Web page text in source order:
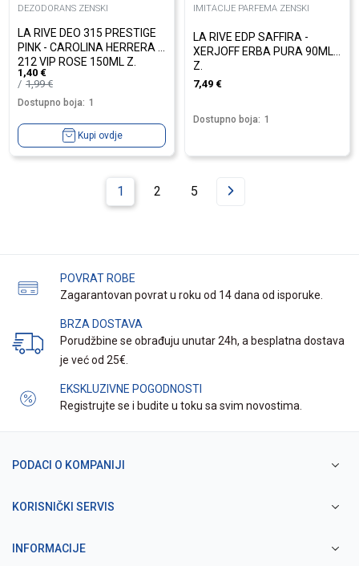
DEZODORANS ZENSKI
LA RIVE DEO 315 PRESTIGE
PINK - CAROLINA HERRERA -
212 VIP ROSE 150ML Z.
1,40 €
1,99€
Dostupno boja: 1
Kupi ovdje
IMITACIJE PARFEMA ZENSKI
LA RIVE EDP SAFFIRA -
XERJOFF ERBA PURA 90ML
Z.
7,49 €
Dostupno boja: 1
1 2 5
POVRAT ROBE
Zagarantovan povrat u roku od 14 dana od isporuke.
BRZA DOSTAVA
Porudžbine se obrađuju unutar 24h, a besplatna dostava
je već od 25€.
EKSKLUZIVNE POGODNOSTI
Registrujte se i budite u toku sa svim novostima.
PODACI O KOMPANIJI
KORISNIČKI SERVIS
INFORMACIJE